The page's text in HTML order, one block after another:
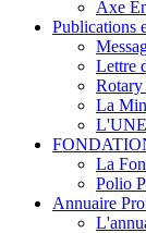
Axe
Publications
Lettre
La
La
Polio
Annuaire